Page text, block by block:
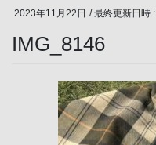
2023年11月22日 / 最終更新日時 :
IMG_8146